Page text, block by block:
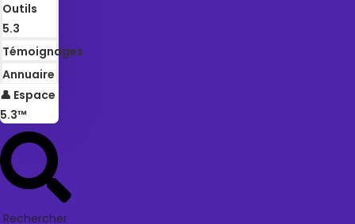
Outils
5.3
Témoignages
Annuaire
👤 Espace
5.3™
Rechercher